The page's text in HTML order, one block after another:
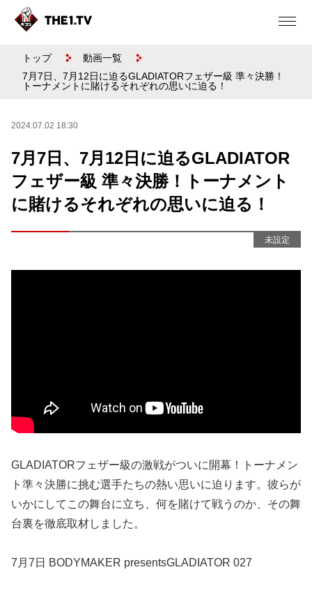
トップ
動画一覧
7月7日、7月12日に迫るGLADIATORフェザー級 準々決勝！
トーナメントに賭けるそれぞれの思いに迫る！
2024.07.02 18:30
7月7日、7月12日に迫るGLADIATOR
フェザー級 準々決勝！トーナメント
に賭けるそれぞれの思いに迫る！
未設定
GLADIATORフェザー級の激戦がついに開幕！トーナメン
ト準々決勝に挑む選手たちの熱い思いに迫ります。彼らが
いかにしてこの舞台に立ち、何を賭けて戦うのか、その舞
台裏を徹底取材しました。
7月7日 BODYMAKER presentsGLADIATOR 027